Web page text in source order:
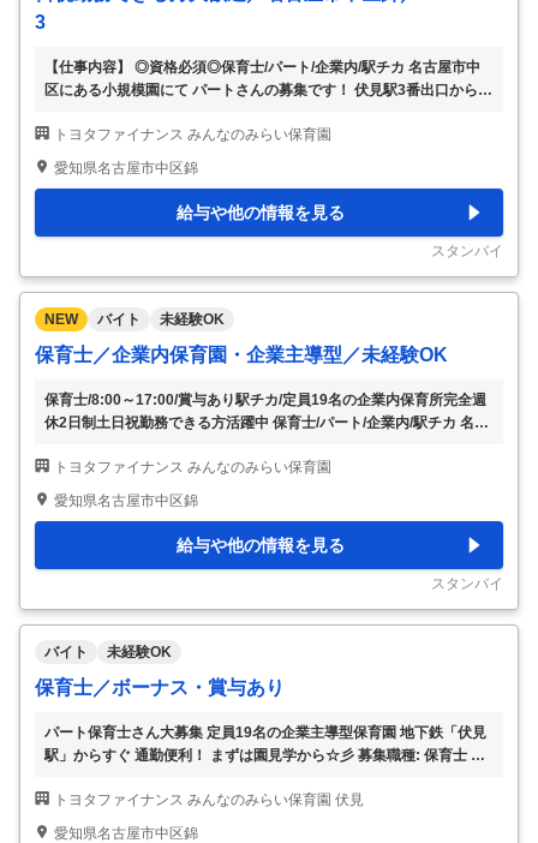
3
【仕事内容】 ◎資格必須◎保育士/パート/企業内/駅チカ 名古屋市中
区にある小規模園にて パートさんの募集です！ 伏見駅3番出口からす
散歩 ・おむつ替え ・食事の介助 等 ☆勤務条件☆ 〇雇用形態 パート
→クラス担任の先生がいらっしゃるので 補助業務をお任せします 〇
間は要相談です！ 〇出勤日数 月～日曜日のうち週3日～ すぐに選考
に入るわけではないので 是非お気軽にお問い合わせください！ 【給
トヨタファイナンス みんなのみらい保育園
愛知県名古屋市中区錦
給与や他の情報を見る
スタンバイ
NEW バイト 未経験OK
保育士／企業内保育園・企業主導型／未経験OK
保育士/8:00～17:00/賞与あり駅チカ/定員19名の企業内保育所完全週
休2日制土日祝勤務できる方活躍中 保育士/パート/企業内/駅チカ 名古
ぐの好立地 仕事内容 〇保育業務全般 ・室内遊びの見守り ・お散歩
・おむつ替え ・食事の介助 等 勤務条件 〇雇用形態 パート →クラス
日可 〇勤務時間 8:00～13:00 16:00～21:00 など ※勤務時間は要相談
です 〇出勤日数 月～日曜日のうち週3日～ すぐに選考に入るわけで
トヨタファイナンス みんなのみらい保育園
愛知県名古屋市中区錦
給与や他の情報を見る
スタンバイ
バイト 未経験OK
保育士／ボーナス・賞与あり
パート保育士さん大募集 定員19名の企業主導型保育園 地下鉄「伏見
駅」からすぐ 通勤便利！ まずは園見学から☆彡 募集職種: 保育士 仕
だきます。 ・着替え、食事の補助 ・保育環境の整備（主活動の準
備、清掃等） ・保護者対応（連絡帳の作成等） ・帳票作成（日誌、
トヨタファイナンス みんなのみらい保育園 伏見
愛知県名古屋市中区錦